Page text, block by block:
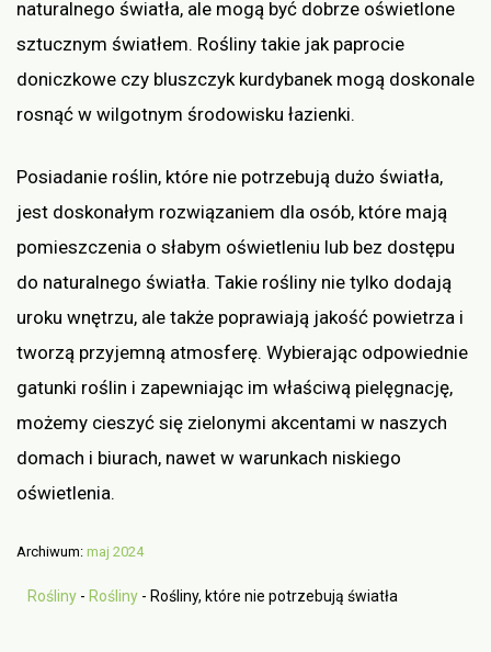
naturalnego światła, ale mogą być dobrze oświetlone
sztucznym światłem. Rośliny takie jak paprocie
doniczkowe czy bluszczyk kurdybanek mogą doskonale
rosnąć w wilgotnym środowisku łazienki.
Posiadanie roślin, które nie potrzebują dużo światła,
jest doskonałym rozwiązaniem dla osób, które mają
pomieszczenia o słabym oświetleniu lub bez dostępu
do naturalnego światła. Takie rośliny nie tylko dodają
uroku wnętrzu, ale także poprawiają jakość powietrza i
tworzą przyjemną atmosferę. Wybierając odpowiednie
gatunki roślin i zapewniając im właściwą pielęgnację,
możemy cieszyć się zielonymi akcentami w naszych
domach i biurach, nawet w warunkach niskiego
oświetlenia.
Archiwum: maj 2024
Rośliny - Rośliny - Rośliny, które nie potrzebują światła